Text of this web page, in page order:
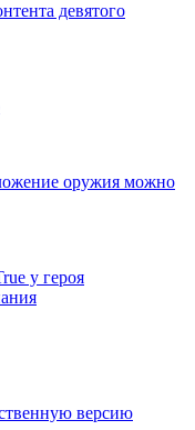
девятого
оружия можно
у героя
версию